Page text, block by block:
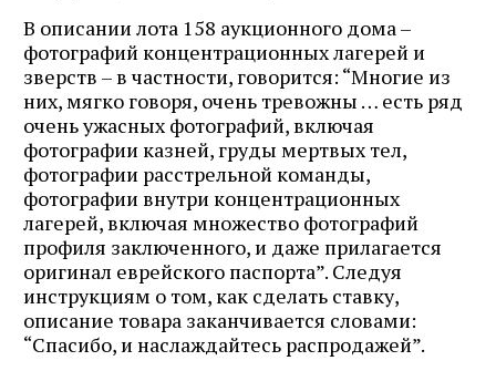
В описании лота 158 аукционного дома –
фотографий концентрационных лагерей и
зверств – в частности, говорится: “Многие из
них, мягко говоря, очень тревожны … есть ряд
очень ужасных фотографий, включая
фотографии казней, груды мертвых тел,
фотографии расстрельной команды,
фотографии внутри концентрационных
лагерей, включая множество фотографий
профиля заключенного, и даже прилагается
оригинал еврейского паспорта”. Следуя
инструкциям о том, как сделать ставку,
описание товара заканчивается словами:
“Спасибо, и наслаждайтесь распродажей”.